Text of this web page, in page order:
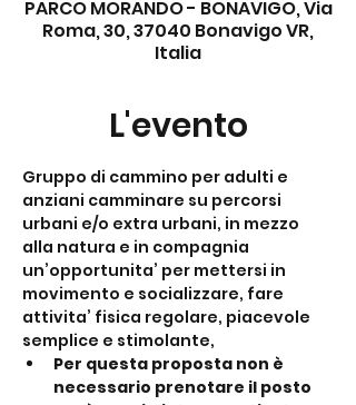
PARCO MORANDO - BONAVIGO, Via
Roma, 30, 37040 Bonavigo VR,
Italia
L'evento
Gruppo di cammino per adulti e
anziani camminare su percorsi
urbani e/o extra urbani, in mezzo
alla natura e in compagnia
un’opportunita’ per mettersi in
movimento e socializzare, fare
attivita’ fisica regolare, piacevole
semplice e stimolante,
Per questa proposta non è
necessario prenotare il posto